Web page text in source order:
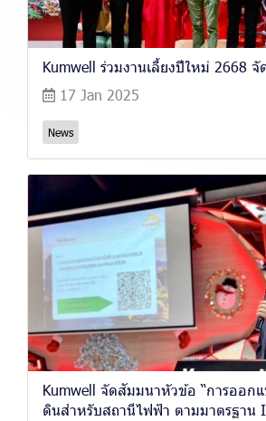
Kumwell ร่วมงานเลี้ยงปีใหม่ 2668
17 Jan 2025
News
Kumwell จัดสัมมนาหัวข้อ “การออก
ดินสำหรับสถานีไฟฟ้า ตามมาตรฐาน